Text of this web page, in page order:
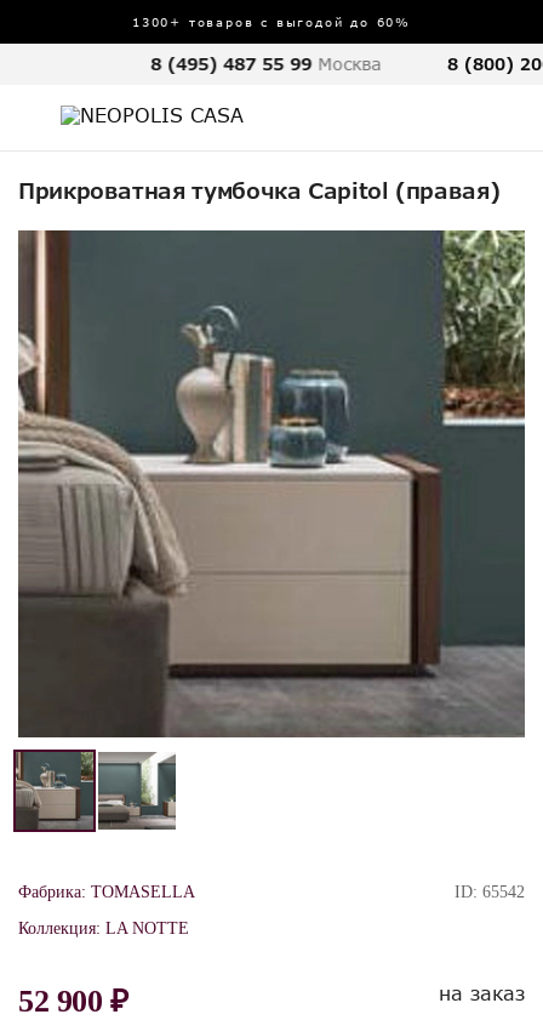
1300+ товаров с выгодой до 60%
8 (495) 487 55 99 Москва 8 (800)
Прикроватная тумбочка Capitol (правая)
Фабрика: TOMASELLA
Коллекция: LA NOTTE
ID: 65542
52 900 ₽ на заказ